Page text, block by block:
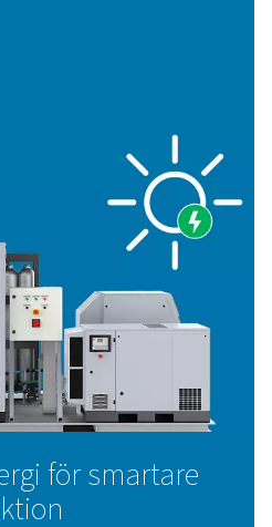
utrustning som minimerar
eliminerar även
leverantörer. On-site
dig full kontroll över
hantering av externa N2-
i den mest